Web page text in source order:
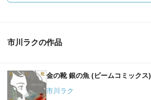
市川ラクの作品
金の靴 銀の魚 (ビームコミックス)
市川ラク